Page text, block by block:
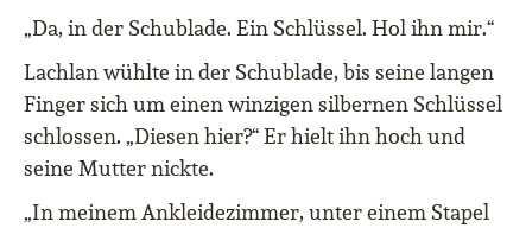
„Da, in der Schublade. Ein Schlüssel. Hol ihn mir.“
Lachlan wühlte in der Schublade, bis seine langen
Finger sich um einen winzigen silbernen Schlüssel
schlossen. „Diesen hier?“ Er hielt ihn hoch und
seine Mutter nickte.
„In meinem Ankleidezimmer, unter einem Stapel